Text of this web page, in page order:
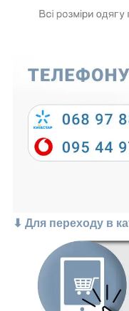
⬇ Для переходу в